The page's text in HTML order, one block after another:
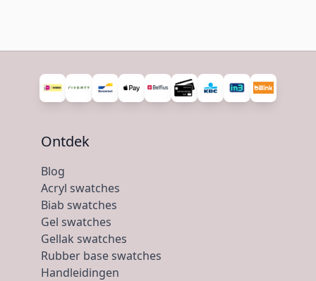
Ontdek
Blog
Acryl swatches
Biab swatches
Gel swatches
Gellak swatches
Rubber base swatches
Handleidingen